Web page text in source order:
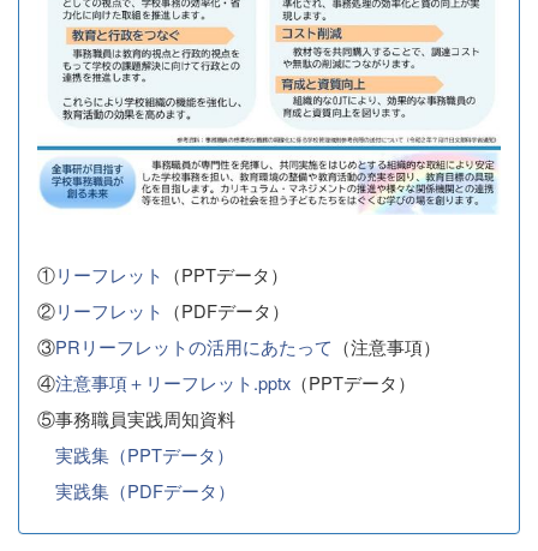
①リーフレット （PPTデータ）
②リーフレット （PDFデータ）
③PRリーフレットの活用にあたって （注意事項）
④注意事項＋リーフレット.pptx （PPTデータ）
⑤事務職員実践周知資料
実践集（PPTデータ）
実践集（PDFデータ）